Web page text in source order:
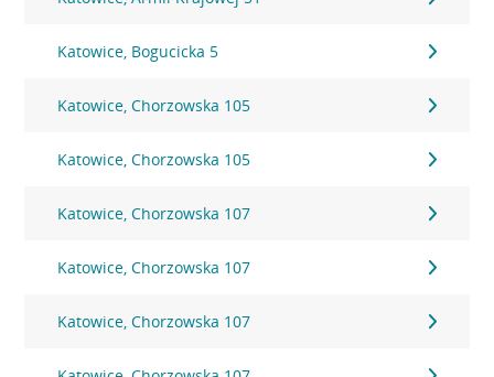
Katowice, Bogucicka 5
Katowice, Chorzowska 105
Katowice, Chorzowska 105
Katowice, Chorzowska 107
Katowice, Chorzowska 107
Katowice, Chorzowska 107